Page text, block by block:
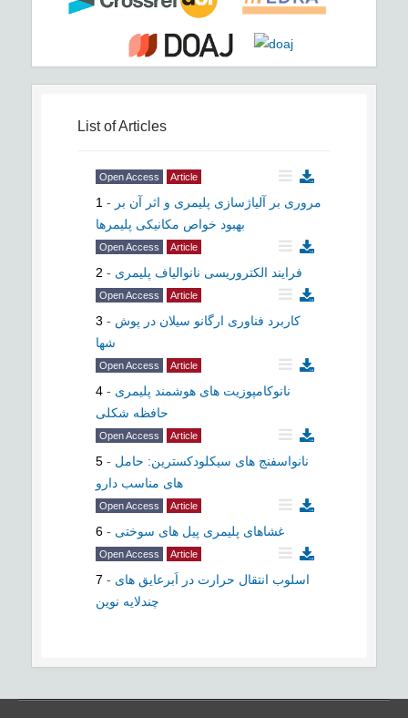
List of Articles
Open Access Article
1 - مروری بر آلیاژسازی پلیمری و اثر آن بر
بهبود خواص مکانیکی پلیمرها
Open Access Article
2 - فرايند الکتروریسی نانوالیاف پلیمری
Open Access Article
3 - کاربرد فناوری ارگانو سیلان در پوش
شها
Open Access Article
4 - نانوکامپوزیت های هوشمند پلیمری
حافظه شکلی
Open Access Article
5 - نانواسفنج های سیکلودکسترین: حامل
های مناسب دارو
Open Access Article
6 - غشاهای پلیمری پیل های سوختی
Open Access Article
7 - اسلوب انتقال حرارت در اَبرعایق های
چندلایه نوین